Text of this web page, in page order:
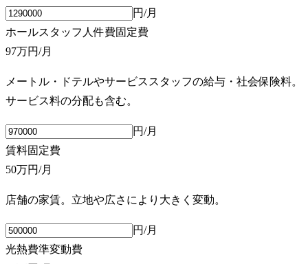
円/月
ホールスタッフ人件費固定費
97万円/月
メートル・ドテルやサービススタッフの給与・社会保険料。
サービス料の分配も含む。
円/月
賃料固定費
50万円/月
店舗の家賃。立地や広さにより大きく変動。
円/月
光熱費準変動費